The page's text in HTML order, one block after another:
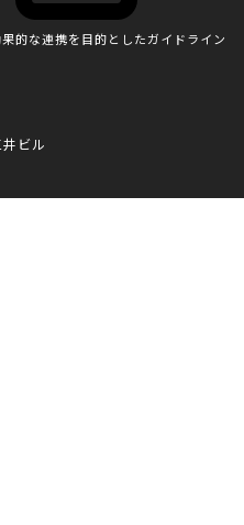
的な連携を目的としたガイドライン
ビル